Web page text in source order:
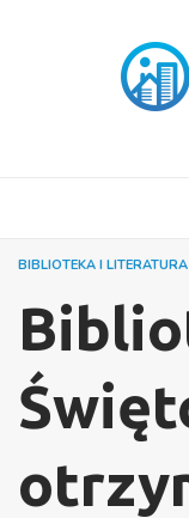
BIBLIOTEKA I LITERATURA